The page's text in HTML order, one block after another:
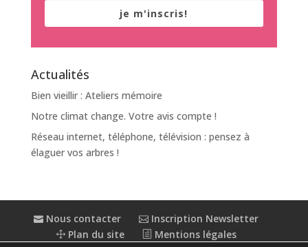
je m'inscris!
Actualités
Bien vieillir : Ateliers mémoire
Notre climat change. Votre avis compte !
Réseau internet, téléphone, télévision : pensez à
élaguer vos arbres !
Nous contacter
Inscription Newsletter
Plan du site
Mentions légales